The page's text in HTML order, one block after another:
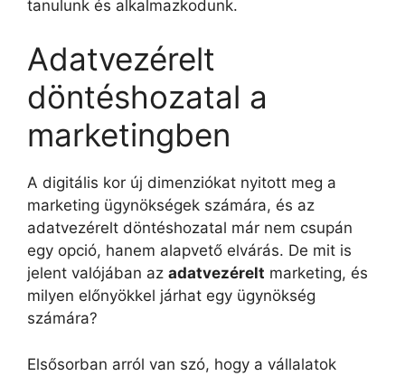
tanulunk és alkalmazkodunk.
Adatvezérelt
döntéshozatal a
marketingben
A digitális kor új dimenziókat nyitott meg a
marketing ügynökségek számára, és az
adatvezérelt döntéshozatal már nem csupán
egy opció, hanem alapvető elvárás. De mit is
jelent valójában az adatvezérelt marketing, és
milyen előnyökkel járhat egy ügynökség
számára?
Elsősorban arról van szó, hogy a vállalatok